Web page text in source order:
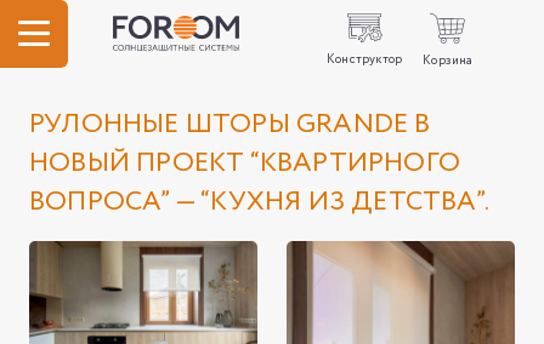
Конструктор Корзина
РУЛОННЫЕ ШТОРЫ GRANDE В
НОВЫЙ ПРОЕКТ “КВАРТИРНОГО
ВОПРОСА” — “КУХНЯ ИЗ ДЕТСТВА”.